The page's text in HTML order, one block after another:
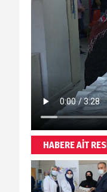
HABERE AİT